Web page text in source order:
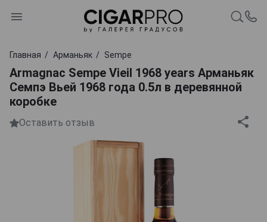
Главная Арманьяк Sempe
Armagnac Sempe Vieil 1968 years Арманьяк
Семпэ Вьей 1968 года 0.5л в деревянной
коробке
Оставить отзыв